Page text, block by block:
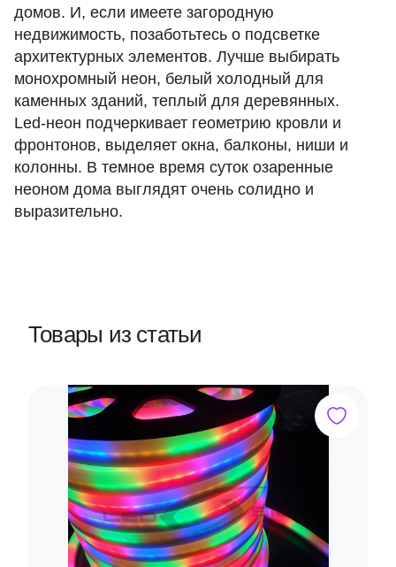
домов. И, если имеете загородную
недвижимость, позаботьтесь о подсветке
архитектурных элементов. Лучше выбирать
монохромный неон, белый холодный для
каменных зданий, теплый для деревянных.
Led-неон подчеркивает геометрию кровли и
фронтонов, выделяет окна, балконы, ниши и
колонны. В темное время суток озаренные
неоном дома выглядят очень солидно и
выразительно.
Товары из статьи